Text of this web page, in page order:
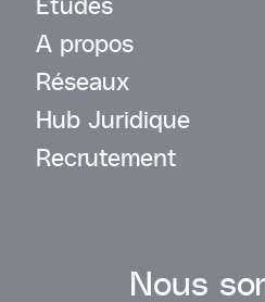
A propos
Réseaux
Hub Juridique
Recrutement
Nous